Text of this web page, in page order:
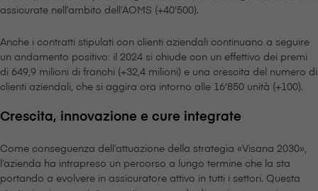
assicurate nell’ambito dell’AOMS (+40'500).
Anche i contratti stipulati con clienti aziendali continuano a seguire
un andamento positivo: il 2024 si chiude con un effettivo dei premi
di 649,9 milioni di franchi (+32,4 milioni) e una crescita del numero di
clienti aziendali, che si aggira ora intorno alle 16'850 unità (+100).
Crescita, innovazione e cure integrate
Come conseguenza dell’attuazione della strategia «V⁠i⁠s⁠a⁠n⁠a 2030»,
l’azienda ha intrapreso un percorso a lungo termine che la sta
portando a evolvere in assicuratore attivo in tutti i settori. Questa